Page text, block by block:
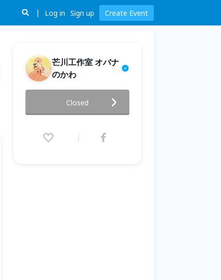
Log in Sign up Create Event
芒川工作室 オバナ
のかわ
川四季劇展｜夏季製作《宜人之
地》
(Sun) 21:00 (GMT+8)
Closed